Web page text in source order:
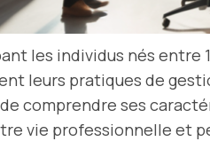
les individus nés entre
leurs pratiques de
comprendre ses
vie professionnelle et